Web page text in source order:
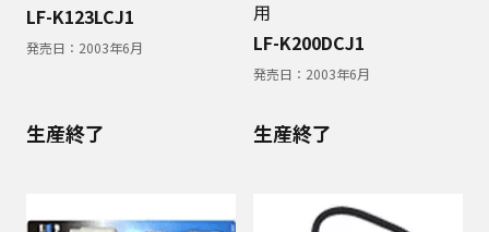
LF-K123LCJ1
発売日： 2003年6月
用
LF-K200DCJ1
発売日： 2003年6月
生産終了 生産終了